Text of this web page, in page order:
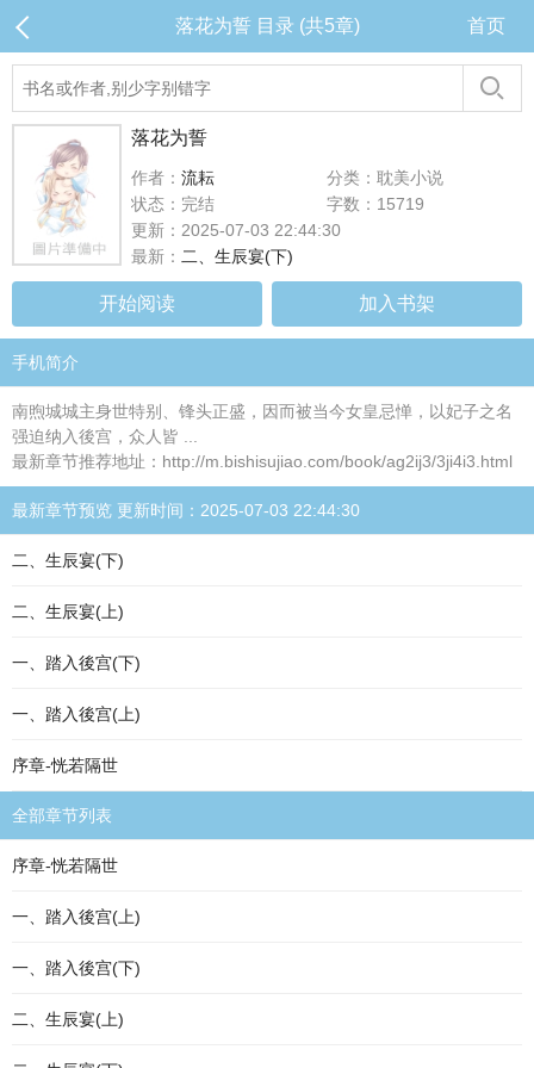
落花为誓 目录 (共5章) 首页
落花为誓
作者： 流耘
分类：耽美小说
状态：完结
字数：15719
更新：2025-07-03 22:44:30
最新： 二、生辰宴(下)
开始阅读 加入书架
手机简介
南煦城城主身世特别、锋头正盛，因而被当今女皇忌惮，以妃子之名
强迫纳入後宫，众人皆 ...
最新章节推荐地址：http://m.bishisujiao.com/book/ag2ij3/3ji4i3.html
最新章节预览 更新时间：2025-07-03 22:44:30
二、生辰宴(下)
二、生辰宴(上)
一、踏入後宫(下)
一、踏入後宫(上)
序章-恍若隔世
全部章节列表
序章-恍若隔世
一、踏入後宫(上)
一、踏入後宫(下)
二、生辰宴(上)